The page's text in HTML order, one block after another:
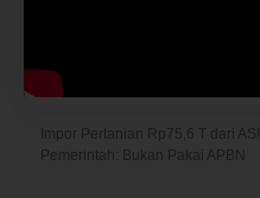
Impor Pertanian Rp75,6 T dari AS!
Pemerintah: Bukan Pakai APBN